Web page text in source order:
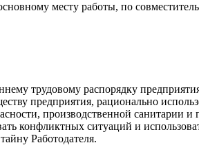
месту работы, по
трудовому распорядку
предприятия, рационально
производственной санитарии
конфликтных ситуаций и
Работодателя.